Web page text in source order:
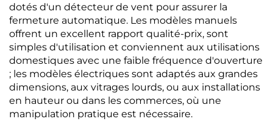
dotés d'un détecteur de vent pour assurer la
fermeture automatique. Les modèles manuels
offrent un excellent rapport qualité-prix, sont
simples d'utilisation et conviennent aux utilisations
domestiques avec une faible fréquence d'ouverture
; les modèles électriques sont adaptés aux grandes
dimensions, aux vitrages lourds, ou aux installations
en hauteur ou dans les commerces, où une
manipulation pratique est nécessaire.